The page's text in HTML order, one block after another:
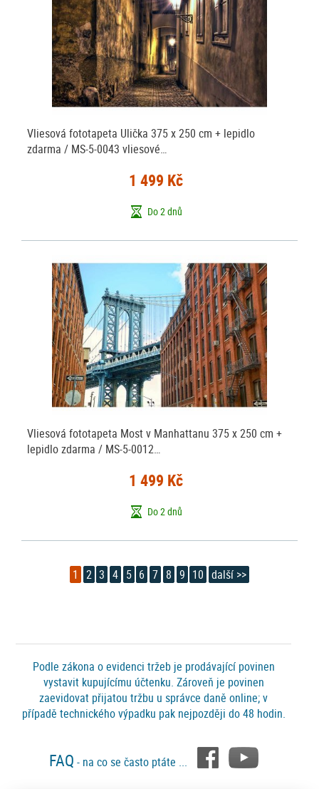
Vliesová fototapeta Ulička 375 x 250 cm + lepidlo
zdarma / MS-5-0043 vliesové…
1 499 Kč
Do 2 dnů
Vliesová fototapeta Most v Manhattanu 375 x 250 cm +
lepidlo zdarma / MS-5-0012…
1 499 Kč
Do 2 dnů
1 2 3 4 5 6 7 8 9 10 další >>
Podle zákona o evidenci tržeb je prodávající povinen
vystavit kupujícímu účtenku. Zároveň je povinen
zaevidovat přijatou tržbu u správce daně online; v
případě technického výpadku pak nejpozději do 48 hodin.
FAQ - na co se často ptáte ...